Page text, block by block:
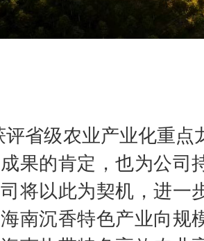
评省级农业产业化重点
果的肯定，也为公司
将以此为契机，进一
南沉香特色产业向规